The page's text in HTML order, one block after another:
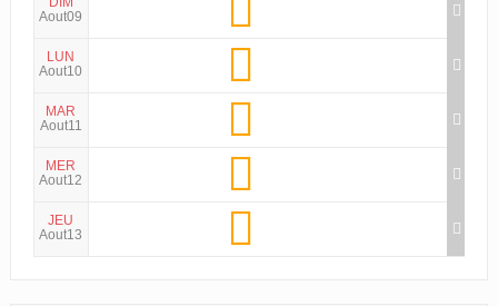
Aout09
LUN
Aout10
MAR
Aout11
MER
Aout12
JEU
Aout13